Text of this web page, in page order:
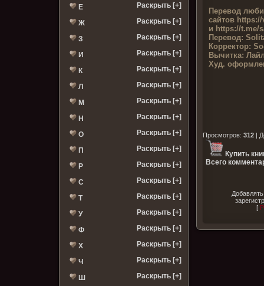
Е Раскрыть [+]
Ж Раскрыть [+]
З Раскрыть [+]
И Раскрыть [+]
К Раскрыть [+]
Л Раскрыть [+]
М Раскрыть [+]
Н Раскрыть [+]
О Раскрыть [+]
П Раскрыть [+]
Р Раскрыть [+]
С Раскрыть [+]
Т Раскрыть [+]
У Раскрыть [+]
Ф Раскрыть [+]
Х Раскрыть [+]
Ч Раскрыть [+]
Ш Раскрыть [+]
Перевод
сайтов
и https://t.me/
Перевод:
Корректор:
Вычитка:
Худ.
Просмотров:312 |
Купить
Всего
[